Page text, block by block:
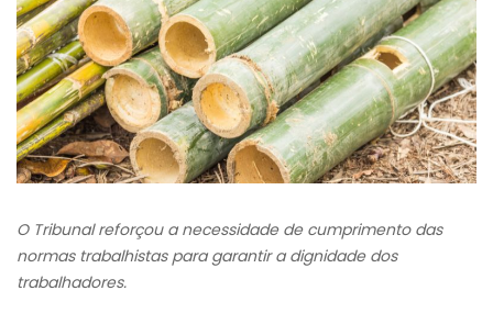
O Tribunal reforçou a necessidade de cumprimento das
normas trabalhistas para garantir a dignidade dos
trabalhadores.